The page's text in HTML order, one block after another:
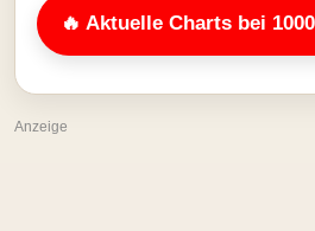
🔥 Aktuelle Charts bei
Anzeige